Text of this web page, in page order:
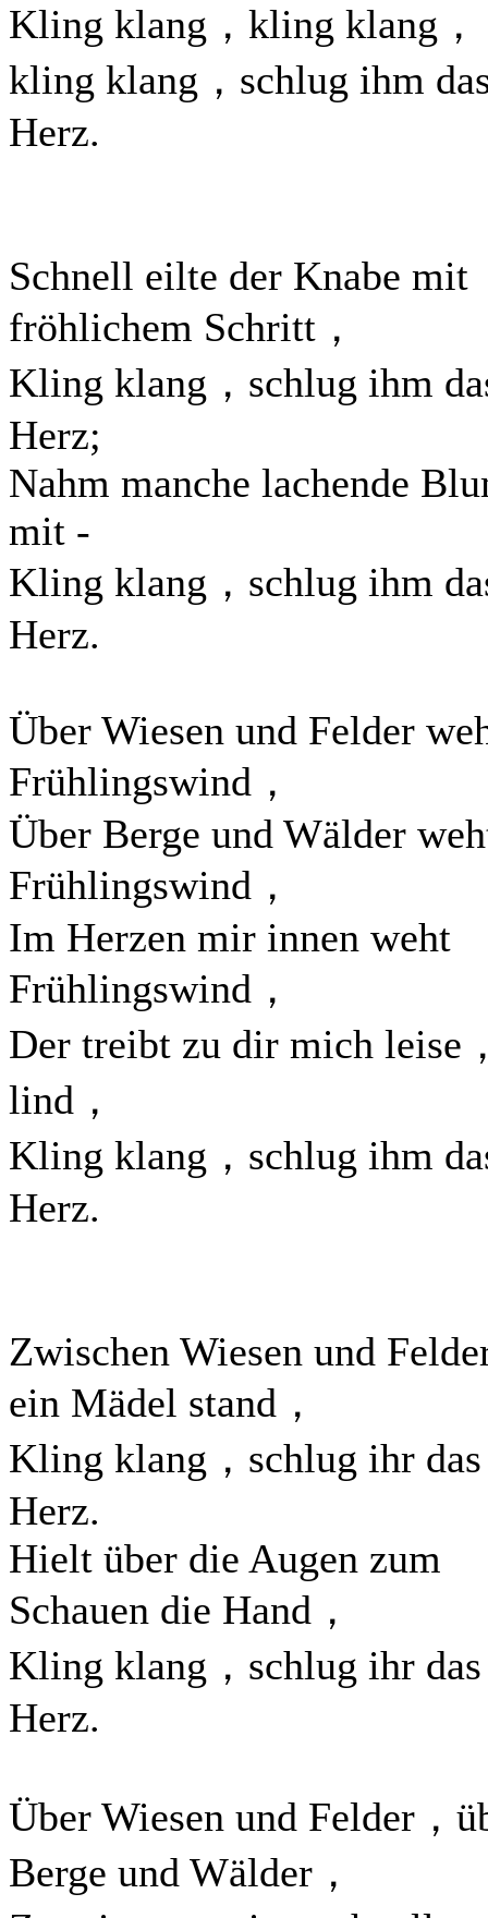
Kling klang，kling klang，
kling klang，schlug ihm
Herz.
Schnell eilte der Knabe mit
fröhlichem Schritt，
Kling klang，schlug ihm
Herz;
Nahm manche lachende
mit -
Kling klang，schlug ihm
Herz.
Über Wiesen und Felder
Frühlingswind，
Über Berge und Wälder
Frühlingswind，
Im Herzen mir innen weht
Frühlingswind，
Der treibt zu dir mich leise
lind，
Kling klang，schlug ihm
Herz.
Zwischen Wiesen und
ein Mädel stand，
Kling klang，schlug ihr das
Herz.
Hielt über die Augen zum
Schauen die Hand，
Kling klang，schlug ihr das
Herz.
Über Wiesen und Felder，
Berge und Wälder，